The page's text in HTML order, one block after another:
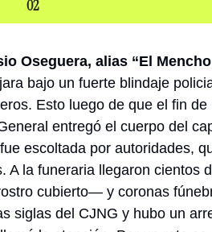
02
Oseguera, alias “El
bajo un fuerte blindaje
Esto luego de que el fin de
entregó el cuerpo del
escoltada por autoridades,
A la funeraria llegaron cientos
cubierto— y coronas
siglas del CJNG y hubo un